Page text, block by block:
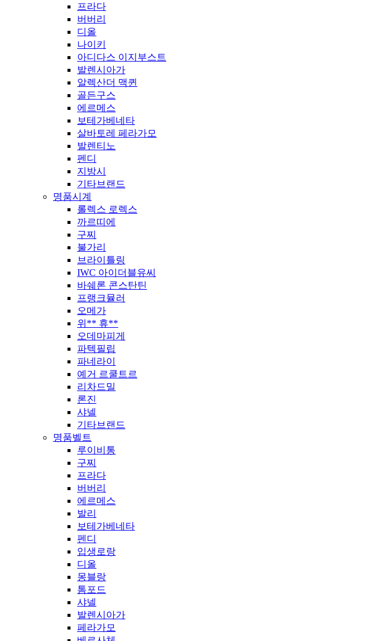
프라다
버버리
디올
나이키
아디다스 이지부스트
발렌시아가
알렉산더 맥퀸
골든구스
에르메스
보테가베네타
살바토레 페라가모
발렌티노
펜디
지방시
기타브랜드
명품시계
롤렉스 로렉스
까르띠에
구찌
불가리
브라이틀링
IWC 아이더블유씨
바쉐론 콘스탄틴
프랭크뮬러
오메가
위** 휴**
오데마피게
파텍필립
파네라이
예거 르쿨트르
리차드밀
론진
샤넬
기타브랜드
명품벨트
루이비통
구찌
프라다
버버리
에르메스
발리
보테가베네타
펜디
입생로랑
디올
몽블랑
톰포드
샤넬
발렌시아가
페라가모